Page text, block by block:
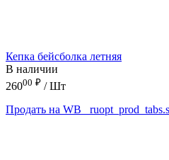
Кепка бейсболка летняя
В наличии
26000 ₽ / Шт
Продать на WB